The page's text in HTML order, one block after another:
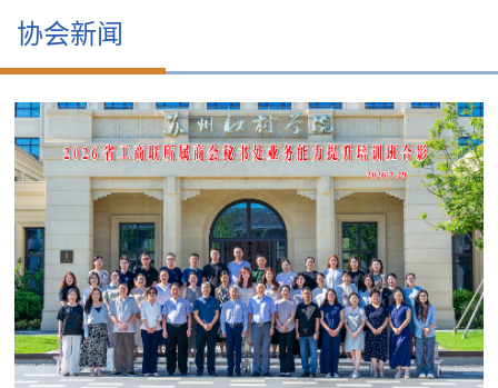
协会新闻